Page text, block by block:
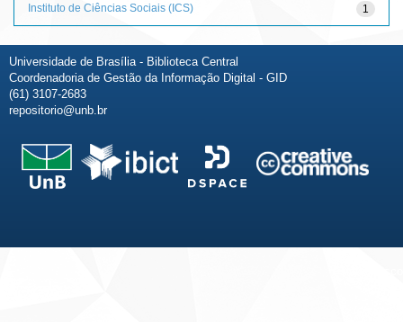
1
Instituto de Ciências Sociais (ICS)
Universidade de Brasília - Biblioteca Central
Coordenadoria de Gestão da Informação Digital - GID
(61) 3107-2683
repositorio@unb.br